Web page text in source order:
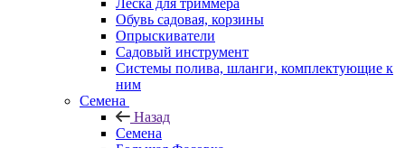
Леска для триммера
Обувь садовая, корзины
Опрыскиватели
Садовый инструмент
Системы полива, шланги, комплектующие к
ним
Семена
Назад
Семена